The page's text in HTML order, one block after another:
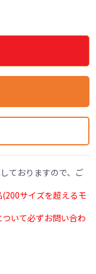
ておりますので、ご
サイズを超えるモ
いて必ずお問い合わ